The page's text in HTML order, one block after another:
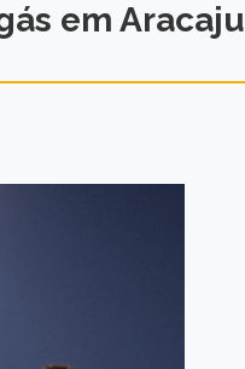
em Aracaju